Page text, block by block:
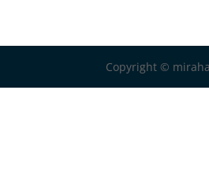
Copyright ©